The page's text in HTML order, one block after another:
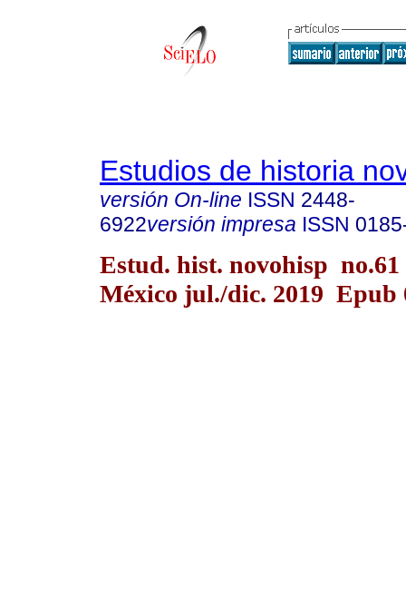
Estudios de historia
versión On-line ISSN 2448-
6922versión impresa ISSN
Estud. hist. novohisp
México jul./dic. 2019 Epub